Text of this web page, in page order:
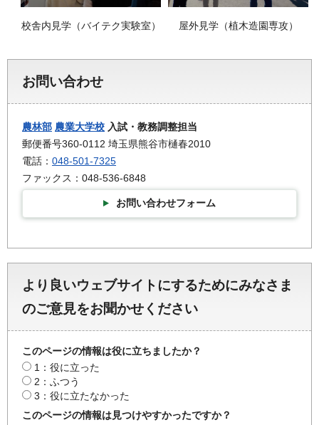
校舎内見学（バイテク実験室） 屋外見学（植木造園専攻）
お問い合わせ
農林部 農業大学校 入試・教務調整担当
郵便番号360-0112 埼玉県熊谷市樋春2010
電話： 048-501-7325
ファックス：048-536-6848
お問い合わせフォーム
より良いウェブサイトにするためにみなさま
のご意見をお聞かせください
このページの情報は役に立ちましたか？
1：役に立った
2：ふつう
3：役に立たなかった
このページの情報は見つけやすかったですか？